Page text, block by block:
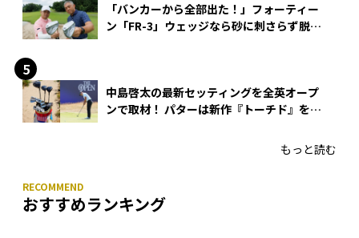
「バンカーから全部出た！」フォーティー
ン「FR-3」ウェッジなら砂に刺さらず脱出
中島啓太の最新セッティングを全英オープ
ンで取材！ パターは新作『トーチド』を投
もっと読む
おすすめランキング